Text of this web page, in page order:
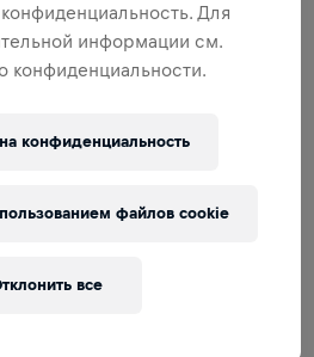
05 мая 2024 г.
Для
информации см.
конфиденциальности.
конфиденциальность
все
файлов cookie